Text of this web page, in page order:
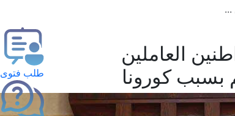
...
العاملين
بسبب كورونا
طلب فتوى